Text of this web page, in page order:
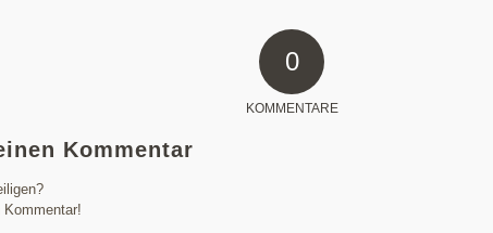
0
KOMMENTARE
Kommentar
Kommentar!